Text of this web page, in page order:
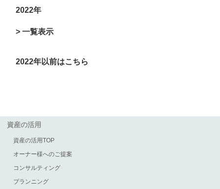
2022年
> 一覧表示
2022年以前はこちら
資産の活用
資産の活用TOP
オーナー様へのご提案
コンサルティング
プランニング